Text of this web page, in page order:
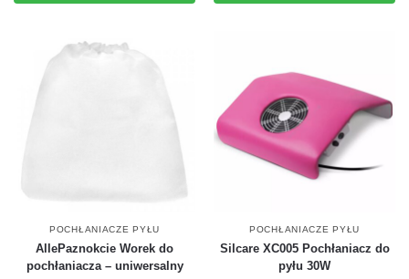
POCHŁANIACZE PYŁU
AllePaznokcie Worek do
pochłaniacza – uniwersalny
POCHŁANIACZE PYŁU
Silcare XC005 Pochłaniacz do
pyłu 30W